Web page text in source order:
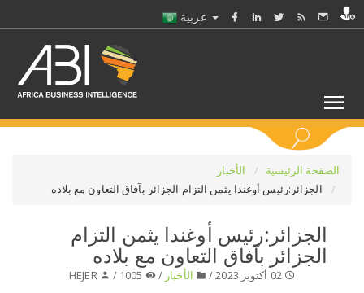
الصفحة الرئيسية
الأخبار
الجزائر:رئيس أوغندا يثمن التزام الجزائر بآفاق التعاون مع بلاده
الجزائر:رئيس أوغندا يثمن التزام
الجزائر بآفاق التعاون مع بلاده
02 أكتوبر 2023 / الأخبار /
HEJER